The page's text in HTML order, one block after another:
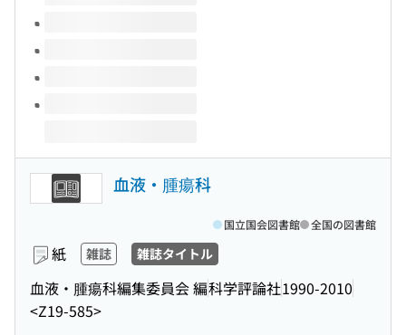
血液・腫瘍科
紙 雑誌 雑誌タイトル
血液・腫瘍科編集委員会 編科学評論社1990-2010
<Z19-585>
国立国会図書館 全国の図書館